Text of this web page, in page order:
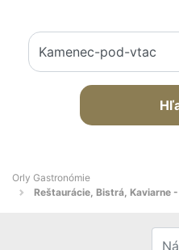
Orly Gastronómie
Reštaurácie, Bistrá, Kaviarne